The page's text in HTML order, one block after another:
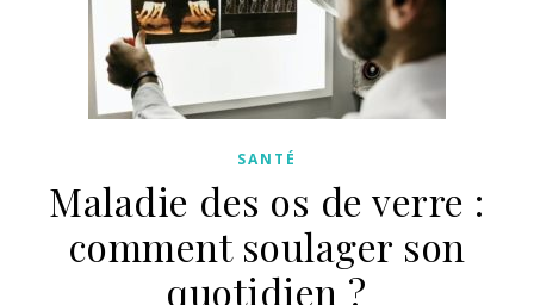
SANTÉ
Maladie des os de verre :
comment soulager son
quotidien ?